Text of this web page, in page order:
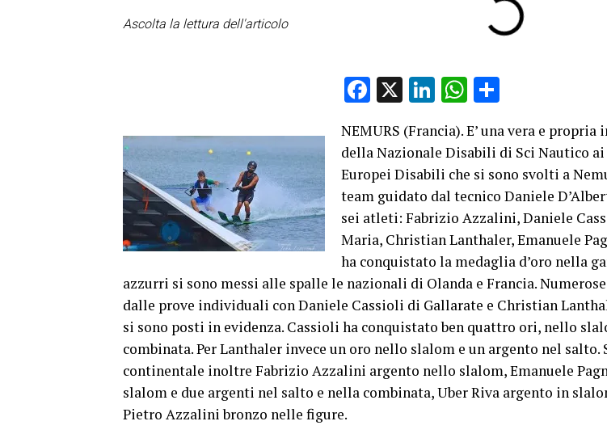
Ascolta la lettura dell'articolo
Facebook
X LinkedIn
WhatsApp
NEMURS (Francia). E’ una vera e
della Nazionale Disabili di Sci Nautico
Europei Disabili che si sono svolti a
team guidato dal tecnico Daniele
sei atleti: Fabrizio Azzalini, Daniele
Maria, Christian Lanthaler, Emanuele
ha conquistato la medaglia d’oro nella
azzurri si sono messi alle spalle le nazionali di Olanda e Francia.
dalle prove individuali con Daniele Cassioli di Gallarate e Christian
si sono posti in evidenza. Cassioli ha conquistato ben quattro ori, nello
combinata. Per Lanthaler invece un oro nello slalom e un argento nel salto.
continentale inoltre Fabrizio Azzalini argento nello slalom, Emanuele
slalom e due argenti nel salto e nella combinata, Uber Riva argento in
Pietro Azzalini bronzo nelle figure.